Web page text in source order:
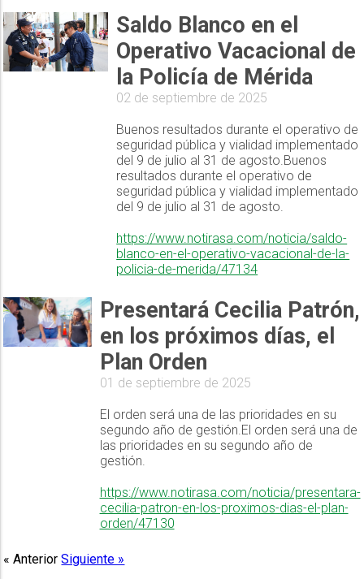
Saldo Blanco en el
Operativo Vacacional de
la Policía de Mérida
02 de septiembre de 2025
Buenos resultados durante el operativo de
seguridad pública y vialidad implementado
del 9 de julio al 31 de agosto.Buenos
resultados durante el operativo de
seguridad pública y vialidad implementado
del 9 de julio al 31 de agosto.
https://www.notirasa.com/noticia/saldo-
blanco-en-el-operativo-vacacional-de-la-
policia-de-merida/47134
Presentará Cecilia Patrón,
en los próximos días, el
Plan Orden
01 de septiembre de 2025
El orden será una de las prioridades en su
segundo año de gestión.El orden será una de
las prioridades en su segundo año de
gestión.
https://www.notirasa.com/noticia/presentara-
cecilia-patron-en-los-proximos-dias-el-plan-
orden/47130
« AnteriorSiguiente »